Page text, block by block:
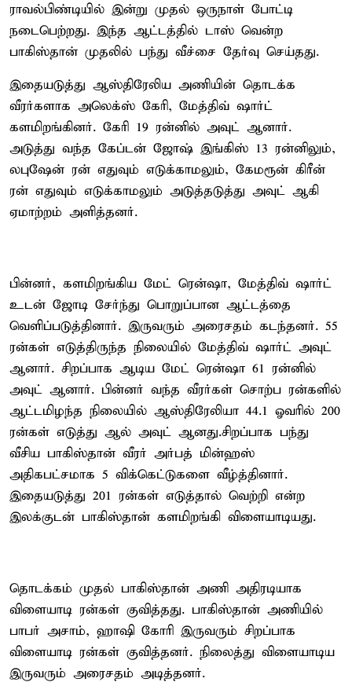
ராவல்பிண்டியில் இன்று முதல் ஒருநாள் போட்டி
நடைபெற்றது. இந்த ஆட்டத்தில் டாஸ் வென்ற
பாகிஸ்தான் முதலில் பந்து வீச்சை தேர்வு செய்தது.
இதையடுத்து ஆஸ்திரேலிய அணியின் தொடக்க
வீரர்களாக அலெக்ஸ் கேரி, மேத்திவ் ஷார்ட்
களமிறங்கினர். கேரி 19 ரன்னில் அவுட் ஆனார்.
அடுத்து வந்த கேப்டன் ஜோஷ் இங்கிஸ் 13 ரன்னிலும்,
லபுஷேன் ரன் எதுவும் எடுக்காமலும், கேமரூன் கிரீன்
ரன் எதுவும் எடுக்காமலும் அடுத்தடுத்து அவுட் ஆகி
ஏமாற்றம் அளித்தனர்.
பின்னர், களமிறங்கிய மேட் ரென்ஷா, மேத்திவ் ஷார்ட்
உடன் ஜோடி சேர்ந்து பொறுப்பான ஆட்டத்தை
வெளிப்படுத்தினார். இருவரும் அரைசதம் கடந்தனர். 55
ரன்கள் எடுத்திருந்த நிலையில் மேத்திவ் ஷார்ட் அவுட்
ஆனார். சிறப்பாக ஆடிய மேட் ரென்ஷா 61 ரன்னில்
அவுட் ஆனார். பின்னர் வந்த வீரர்கள் சொற்ப ரன்களில்
ஆட்டமிழந்த நிலையில் ஆஸ்திரேலியா 44.1 ஓவரில் 200
ரன்கள் எடுத்து ஆல் அவுட் ஆனது.சிறப்பாக பந்து
வீசிய பாகிஸ்தான் வீரர் அர்பத் மின்ஹஸ்
அதிகபட்சமாக 5 விக்கெட்டுகளை வீழ்த்தினார்.
இதையடுத்து 201 ரன்கள் எடுத்தால் வெற்றி என்ற
இலக்குடன் பாகிஸ்தான் களமிறங்கி விளையாடியது.
தொடக்கம் முதல் பாகிஸ்தான் அணி அதிரடியாக
விளையாடி ரன்கள் குவித்தது. பாகிஸ்தான் அணியில்
பாபர் அசாம், ஹாஷி கோரி இருவரும் சிறப்பாக
விளையாடி ரன்கள் குவித்தனர். நிலைத்து விளையாடிய
இருவரும் அரைசதம் அடித்தனர்.